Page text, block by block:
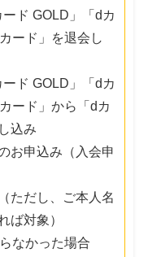
ド GOLD」「dカ
ード」を退会し
ド GOLD」「dカ
ード」から「dカ
込み
お申込み（入会申
ただし、ご本人名
ば対象）
なかった場合